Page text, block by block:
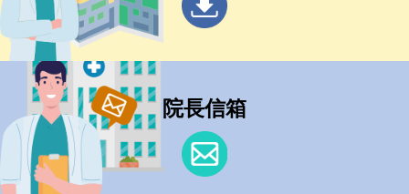
院長信箱